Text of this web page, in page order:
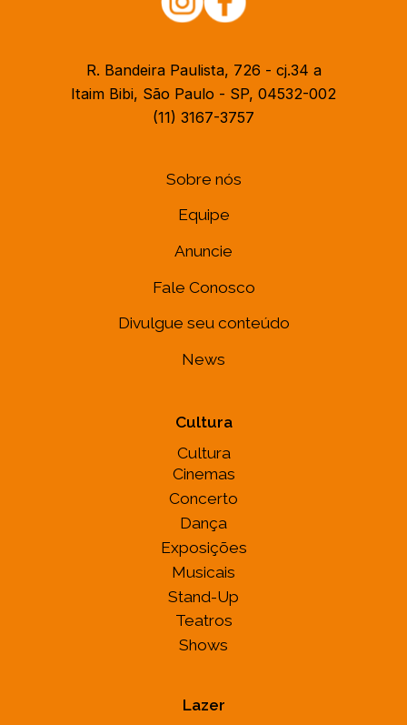
R. Bandeira Paulista, 726 - cj.34 a
Itaim Bibi, São Paulo - SP, 04532-002
(11) 3167-3757
Sobre nós
Equipe
Anuncie
Fale Conosco
Divulgue seu conteúdo
News
Cultura
Cultura
Cinemas
Concerto
Dança
Exposições
Musicais
Stand-Up
Teatros
Shows
Lazer